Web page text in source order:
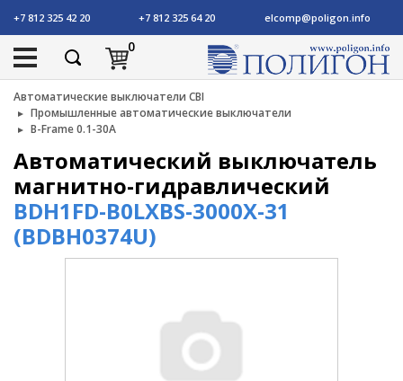
+7 812 325 42 20 +7 812 325 64 20 elcomp@poligon.info
0
Автоматические выключатели CBI
Промышленные автоматические выключатели
B-Frame 0.1-30A
Автоматический выключатель
магнитно-гидравлический
BDH1FD-B0LXBS-3000X-31
(BDBH0374U)